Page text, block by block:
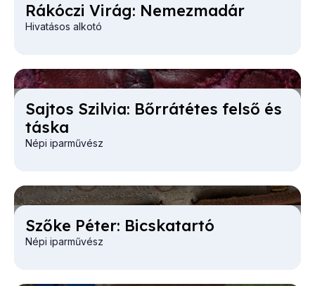
Rá­kó­czi Vi­rág: Ne­mez­ma­dár
Hivatásos alkotó
Saj­tos Szil­via: Bőr­rá­té­tes fel­ső és
tás­ka
Népi iparművész
Sző­ke Pé­ter: Bics­ka­tar­tó
Népi iparművész